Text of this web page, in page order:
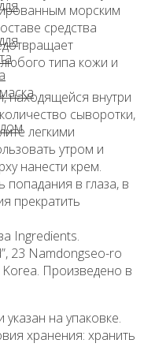
морским
средства
типа кожи и
находящейся внутри
сыворотки,
легкими
утром и
нанести крем.
в глаза, в
прекратить
Ingredients.
23 Namdongseo-ro
Произведено в
на упаковке.
хранения: хранить